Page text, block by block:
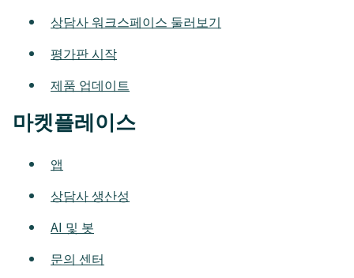
상담사 워크스페이스 둘러보기
평가판 시작
제품 업데이트
마켓플레이스
앱
상담사 생산성
AI 및 봇
문의 센터